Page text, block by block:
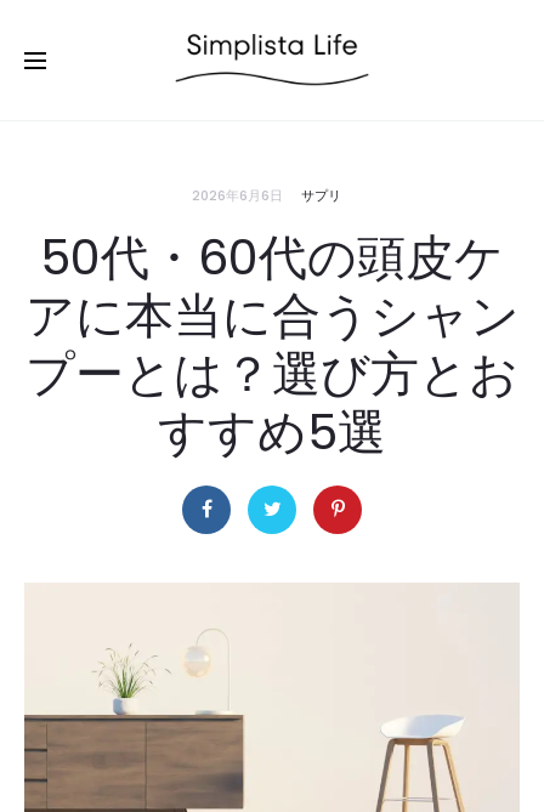
2026年6月6日 サプリ
50代・60代の頭皮ケ
アに本当に合うシャン
プーとは？選び方とお
すすめ5選